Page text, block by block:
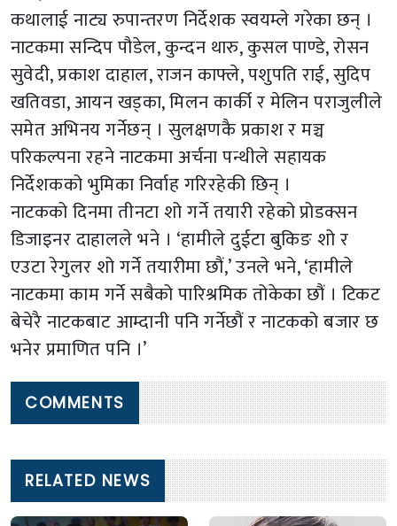
कथालाई नाट्य रुपान्तरण निर्देशक स्वयम्ले गरेका छन् ।
नाटकमा सन्दिप पौडेल, कुन्दन थारु, कुसल पाण्डे, रोसन
सुवेदी, प्रकाश दाहाल, राजन काफ्ले, पशुपति राई, सुदिप
खतिवडा, आयन खड्का, मिलन कार्की र मेलिन पराजुलीले
समेत अभिनय गर्नेछन् । सुलक्षणकै प्रकाश र मञ्च
परिकल्पना रहने नाटकमा अर्चना पन्थीले सहायक
निर्देशकको भुमिका निर्वाह गरिरहेकी छिन् ।
नाटकको दिनमा तीनटा शो गर्ने तयारी रहेको प्रोडक्सन
डिजाइनर दाहालले भने । ‘हामीले दुईटा बुकिङ शो र
एउटा रेगुलर शो गर्ने तयारीमा छौं,’ उनले भने, ‘हामीले
नाटकमा काम गर्ने सबैको पारिश्रमिक तोकेका छौं । टिकट
बेचेरै नाटकबाट आम्दानी पनि गर्नेछौं र नाटकको बजार छ
भनेर प्रमाणित पनि ।’
COMMENTS
RELATED NEWS